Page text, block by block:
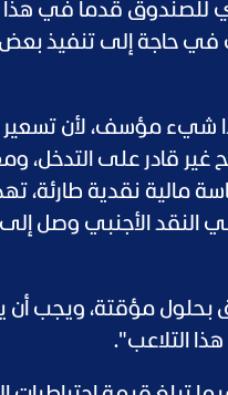
التنفيذي للصندوق قدما في هذا
في حاجة إلى تنفيذ
شيء مؤسف، لأن تسعير
غير قادر على التدخل،
مالية نقدية طارئة،
النقد الأجنبي وصل
بحلول مؤقتة، ويجب أن
التلاعب".